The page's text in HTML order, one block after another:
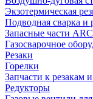
Экзотермическая
Подводная сварка и
Запасные части
Газосварочное
Резаки
Горелки
Запчасти к резакам
Редукторы